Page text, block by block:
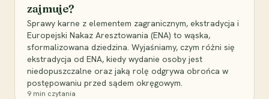
zajmuje?
Sprawy karne z elementem zagranicznym, ekstradycja i
Europejski Nakaz Aresztowania (ENA) to wąska,
sformalizowana dziedzina. Wyjaśniamy, czym różni się
ekstradycja od ENA, kiedy wydanie osoby jest
niedopuszczalne oraz jaką rolę odgrywa obrońca w
postępowaniu przed sądem okręgowym.
9 min czytania